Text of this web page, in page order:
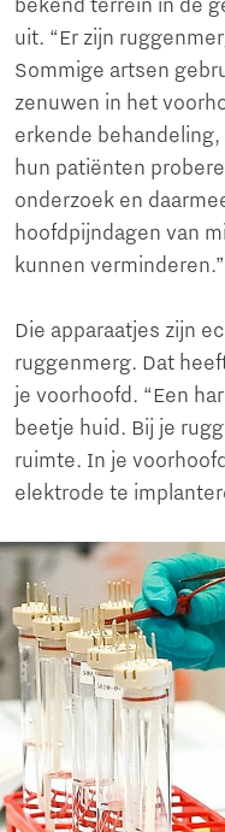
bekend terrein in de
uit. “Er zijn
Sommige artsen
zenuwen in het
erkende
hun patiënten
onderzoek en
hoofdpijndagen van
kunnen verminderen.”
Die apparaatjes zijn
ruggenmerg. Dat
je voorhoofd. “Een
beetje huid. Bij je
ruimte. In je
elektrode te